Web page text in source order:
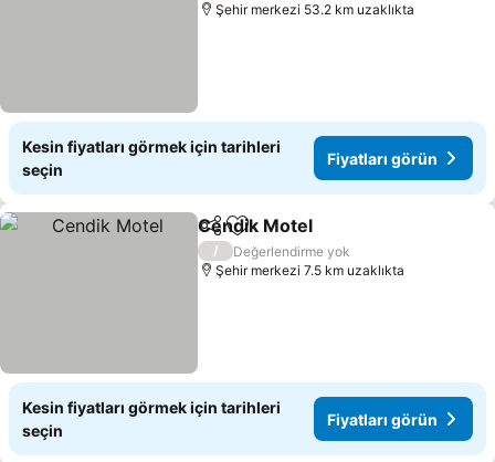
Şehir merkezi 53.2 km uzaklıkta
Kesin fiyatları görmek için tarihleri
seçin
Fiyatları görün
PaylaşFavorilerime ekle
Cendik Motel
/
Değerlendirme yok
Şehir merkezi 7.5 km uzaklıkta
Kesin fiyatları görmek için tarihleri
seçin
Fiyatları görün